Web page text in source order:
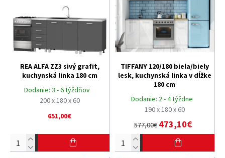
Dodanie: 3 - 6 týždňov
200 x 180 x 60
REA ALFA ZZ3 sivý grafit,
kuchynská linka 180 cm
651,00€
Dodanie: 2 - 4 týždne
190 x 180 x 60
TIFFANY 120/180 biela/biely
lesk, kuchynská linka v dĺžke
180 cm
577,00€ 473,10€